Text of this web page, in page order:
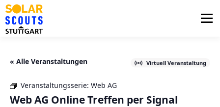
Zum
Inhalt
springen
Menü
« Alle Veranstaltungen Virtuell Veranstaltung
Veranstaltungsserie: Web AG
Web AG Online Treffen per Signal